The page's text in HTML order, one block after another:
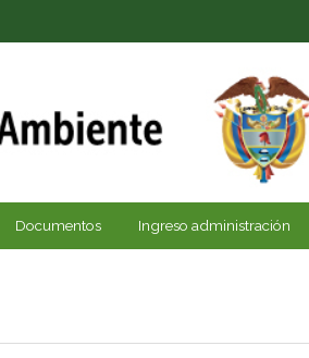
Documentos Ingreso administración